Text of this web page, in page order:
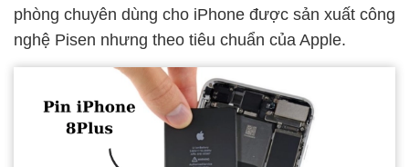
phòng chuyên dùng cho iPhone được sản xuất công
nghệ Pisen nhưng theo tiêu chuẩn của Apple.